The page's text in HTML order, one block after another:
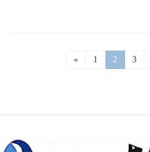
ー
«
固
1
固
定
2
固
3